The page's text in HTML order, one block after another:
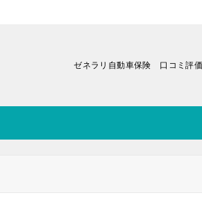
ゼネラリ自動車保険 口コミ評